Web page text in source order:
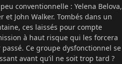
conventionnelle : Yelena Belova,
et John Walker. Tombés dans un
ces laissés pour compte
à haut risque qui les forcera
Ce groupe dysfonctionnel se
avant qu’il ne soit trop tard ?